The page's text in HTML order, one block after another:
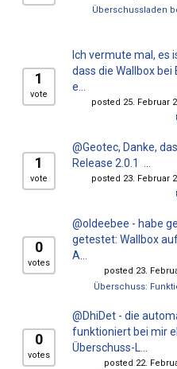
Überschussladen
1
vote
Ich vermute mal, es
dass die Wallbox
e...
posted 25. Februar
1
vote
@Geotec, Danke,
Release 2.0.1 ...
posted 23. Februar
0
votes
@oldeebee - habe
getestet: Wallbox
A...
posted 23.
Überschuss:
0
votes
@DhiDet - die
funktioniert bei mir
Überschuss-L...
posted 22.